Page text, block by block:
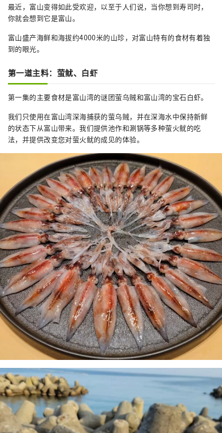
最近，富山变得如此受欢迎，以至于人们说，当你想到寿司时，
你就会想到它是富山。
富山盛产海鲜和海拔约4000米的山珍，对富山特有的食材有着独
到的眼光。
第一道主料：萤鱿、白虾
第一集的主要食材是富山湾的谜团萤乌贼和富山湾的宝石白虾。
我们只使用在富山湾深海捕获的萤乌贼，并在深海水中保持新鲜
的状态下从富山带来。我们提供池作和涮锅等多种萤火鱿的吃
法，并提供改变您对萤火鱿的成见的体验。